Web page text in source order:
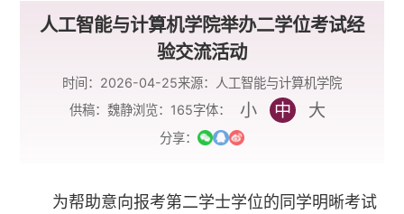
人工智能与计算机学院举办二学位考试经
验交流活动
时间：2026-04-25来源：人工智能与计算机学院
供稿：魏静浏览： 165字体： 小 中 大
分享：
为帮助意向报考第二学士学位的同学明晰考试